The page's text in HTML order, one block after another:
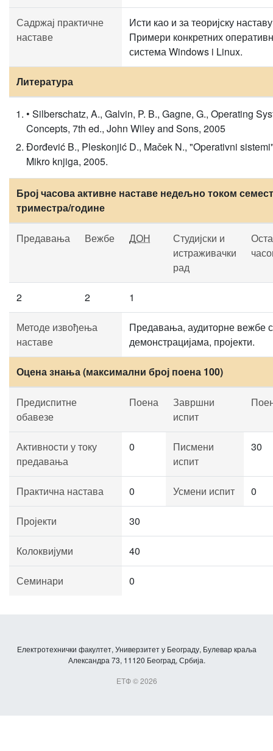
Садржај практичне
наставе
Исти као и за теоријску
Примери конкретних
система Windows i Linux.
Литература
• Silberschatz, A., Galvin, P. B., Gagne, G., Operating
Concepts, 7th ed., John Wiley and Sons, 2005
Đorđević B., Pleskonjić D., Maček N., "Operativni
Mikro knjiga, 2005.
Број часова активне наставе недељно током
триместра/године
Предавања Вежбе ДОН
Студијски и
истраживачки
рад
2 2 1
Методе извођења
наставе
Предавања, аудиторне вежбе
демонстрацијама, пројекти.
Оцена знања (максимални број поена 100)
Предиспитне
обавезе
Поена
Завршни
испит
Активности у току
предавања
0
Писмени
испит
30
Практична настава 0 Усмени испит 0
Пројекти 30
Колоквијуми 40
Семинари 0
Електротехнички факултет, Универзитет у Београду, Булевар краља
Александра 73, 11120 Београд, Србија.
ЕТФ © 2026